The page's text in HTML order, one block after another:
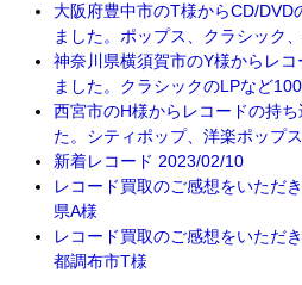
大阪府豊中市のT様からCD/DVD
ました。ポップス、クラシック
神奈川県横須賀市のY様からレ
ました。クラシックのLPなど
西宮市のH様からレコードの持
た。シティポップ、洋楽ポップ
新着レコード 2023/02/10
レコード買取のご感想をいただ
県A様
レコード買取のご感想をいただ
都調布市T様